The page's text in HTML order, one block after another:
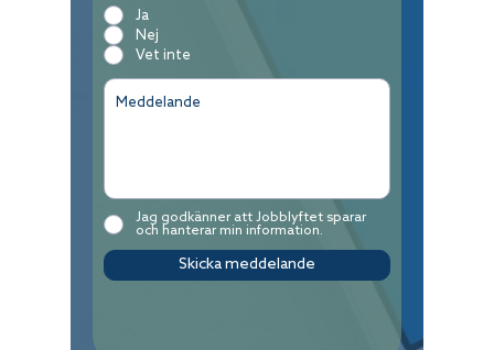
Ja
Nej
Vet inte
Jag godkänner att Jobblyftet sparar
och hanterar min information.
Skicka meddelande